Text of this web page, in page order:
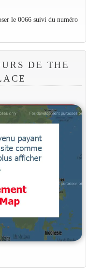
le 0066 suivi du numéro
DE THE